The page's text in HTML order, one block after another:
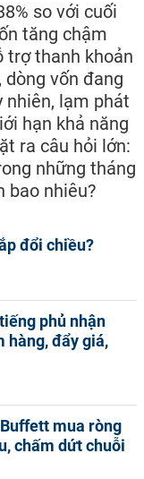
so với cuối
tăng chậm
trợ thanh khoản
vốn đang
nhiên, lạm phát
hạn khả năng
ra câu hỏi lớn:
những tháng
bao nhiêu?
đổi chiều?
phủ nhận
hàng, đẩy giá,
mua ròng
chấm dứt chuỗi